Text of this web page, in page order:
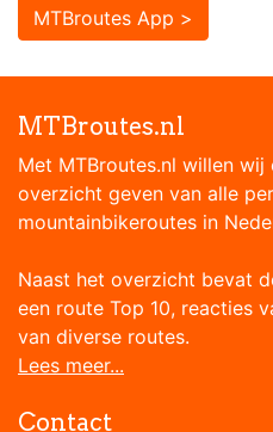
MTBroutes App >
MTBroutes.nl
Met MTBroutes.nl willen
overzicht geven van alle
mountainbikeroutes in
Naast het overzicht bevat
een route Top 10, reacties
van diverse routes.
Lees meer...
Contact